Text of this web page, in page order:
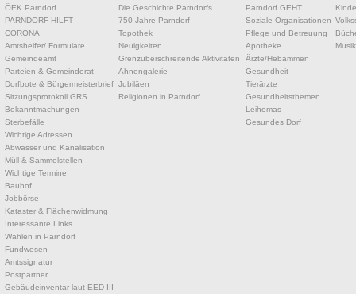
ÖEK Parndorf
PARNDORF HILFT
CORONA
Amtshelfer/ Formulare
Gemeindeamt
Parteien & Gemeinderat
Dorfbote & Bürgermeisterbrief
Sitzungsprotokoll GRS
Bekanntmachungen
Sterbefälle
Wichtige Adressen
Abwasser und Kanalisation
Müll & Sammelstellen
Wichtige Termine
Bauhof
Jobbörse
Kataster & Flächenwidmung
Interessante Links
Wahlen in Parndorf
Fundwesen
Amtssignatur
Postpartner
Gebäudeinventar laut EED III
Die Geschichte Parndorfs
750 Jahre Parndorf
Topothek
Neuigkeiten
Grenzüberschreitende Aktivitäten
Ahnengalerie
Jubiläen
Religionen in Parndorf
Parndorf GEHT
Soziale Organisationen
Pflege und Betreuung
Apotheke
Ärzte/Hebammen
Gesundheit
Tierärzte
Gesundheitsthemen
Leihomas
Gesundes Dorf